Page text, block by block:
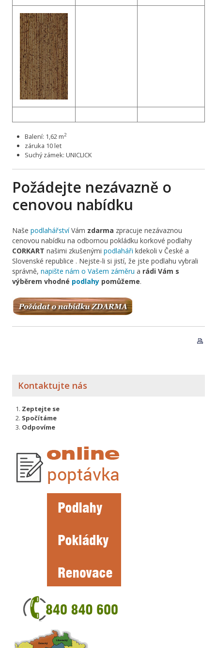
Balení: 1,62 m2
záruka 10 let
Suchý zámek: UNICLICK
Požádejte nezávazně o
cenovou nabídku
Naše podlahářstvíVám zdarma zpracuje nezávaznou
cenovou nabídku na odbornou pokládku korkové podlahy
CORKART našimi zkušenými podlaháři kdekoli v České a
Slovenské republice . Nejste-li si jistí, že jste podlahu vybrali
správně, napište nám o Vašem záměru a rádi Vám s
výběrem vhodné podlahy pomůžeme.
Kontaktujte nás
Zeptejte se
Spočítáme
Odpovíme